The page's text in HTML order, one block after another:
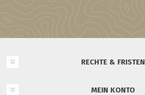
RECHTE & FRISTEN
MEIN KONTO